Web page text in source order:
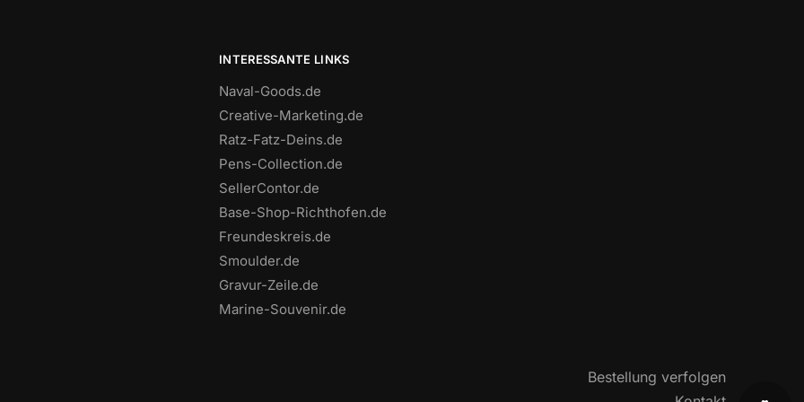
Produktseite
gewählt
werden
INTERESSANTE LINKS
Naval-Goods.de
Creative-Marketing.de
Ratz-Fatz-Deins.de
Pens-Collection.de
SellerContor.de
Base-Shop-Richthofen.de
Freundeskreis.de
Smoulder.de
Gravur-Zeile.de
Marine-Souvenir.de
Bestellung verfolgen